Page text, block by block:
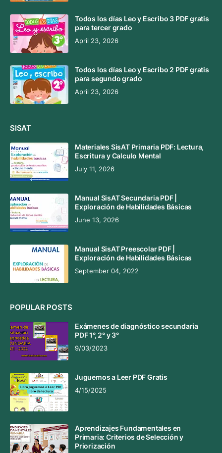
Todos los días Leo y Escribo 3 PDF gratis
para tercer grado
April 23, 2026
Todos los días Leo y Escribo 2 PDF gratis
para segundo grado
April 23, 2026
SISAT
Materiales SisAT Primaria PDF: Lectura,
Escritura y Calculo Mental
July 11, 2026
Manual SisAT Secundaria PDF |
Exploración de Habilidades Básicas
June 13, 2026
Manual SisAT Preescolar PDF |
Exploración de Habilidades Básicas
September 04, 2022
POPULAR POSTS
Exámenes de diagnóstico secundaria
PDF 1°, 2° y 3°
9/03/2023
Juguemos a Leer PDF Gratis
4/15/2025
Aprendizajes Fundamentales en
Primaria: Criterios de Selección y
Priorización